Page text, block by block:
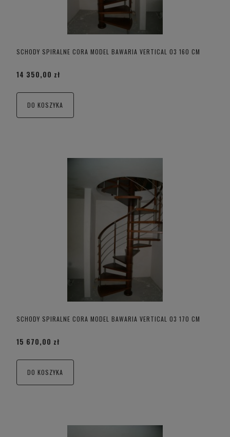
SCHODY SPIRALNE CORA MODEL BAWARIA VERTICAL 03 160 CM
14 350,00 zł
DO KOSZYKA
SCHODY SPIRALNE CORA MODEL BAWARIA VERTICAL 03 170 CM
15 670,00 zł
DO KOSZYKA